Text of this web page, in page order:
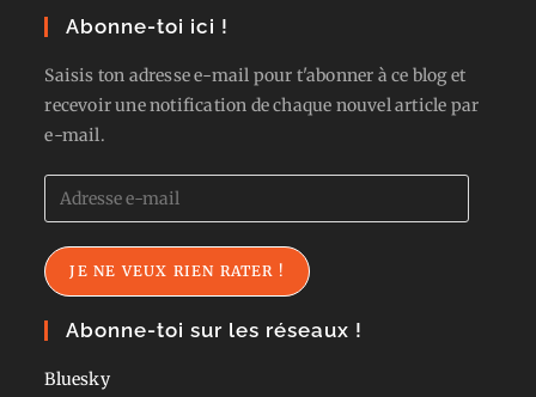
Abonne-toi ici !
Saisis ton adresse e-mail pour t'abonner à ce blog et
recevoir une notification de chaque nouvel article par
e-mail.
Adresse
e-
mail
JE NE VEUX RIEN RATER !
Abonne-toi sur les réseaux !
Bluesky